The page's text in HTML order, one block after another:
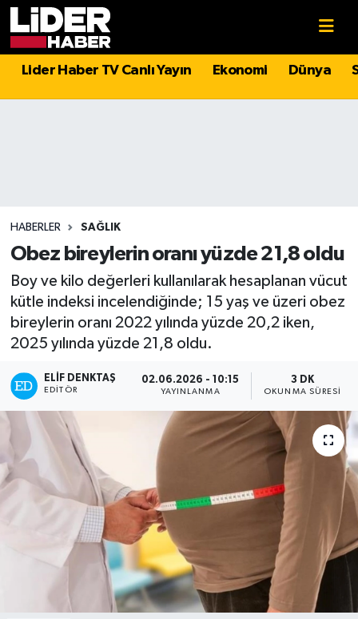
Lider Haber TV Canlı Yayın Ekonomi Dünya
HABERLER SAĞLIK
Obez bireylerin oranı yüzde 21,8 oldu
Boy ve kilo değerleri kullanılarak hesaplanan vücut
kütle indeksi incelendiğinde; 15 yaş ve üzeri obez
bireylerin oranı 2022 yılında yüzde 20,2 iken,
2025 yılında yüzde 21,8 oldu.
ELIF DENKTAŞ
EDITÖR
02.06.2026 - 10:15
YAYINLANMA
3 DK
OKUNMA SÜRESI
Politika
Magazin
Spor
Sağlık
Teknoloji
Turizm
Kültür - Sanat
Lider Haber TV Canlı Yayın izle
Hava Durumu
Süper Lig Puan Durumu ve Fikstür
Tüm Manşetler
Son Dakika Haberleri
Haber Arşivi